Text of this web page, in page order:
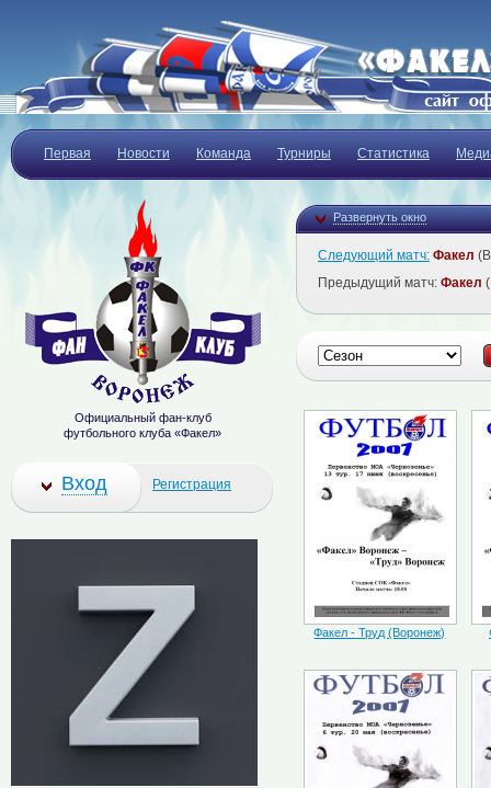
Первая Новости Команда Турниры Статистика
Развернуть окно
Следующий матч: Факел
Предыдущий матч: Факел
Факел - Труд (Воронеж)
Официальный фан-клуб
футбольного клуба «Факел»
Вход Регистрация